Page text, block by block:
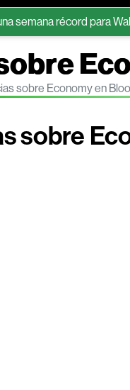
récord para Wall Street
sobre Economy en
sobre